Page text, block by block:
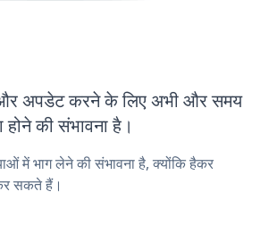
अपडेट करने के लिए अभी और समय
की संभावना है।
में भाग लेने की संभावना है, क्योंकि हैकर
सकते हैं।